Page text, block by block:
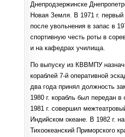
Днепродзержинске
Новая Земля. В 1971 г.
после увольнения в запас в
спортивную честь роты в
и на кафедрах училища.
По выпуску из КВВМПУ
кораблей 7-й оперативной
два года принял должность
1980 г. корабль был передан
1981 г. совершил
Индийском океане. В 1982 г.
Тихоокеанский Приморского